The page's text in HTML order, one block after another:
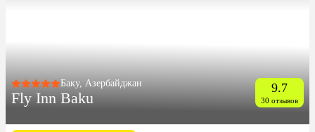
Баку, Азербайджан
Fly Inn Baku
9.7
30 отзывов